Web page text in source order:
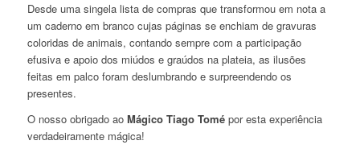
Desde uma singela lista de compras que transformou em nota a
um caderno em branco cujas páginas se enchiam de gravuras
coloridas de animais, contando sempre com a participação
efusiva e apoio dos miúdos e graúdos na plateia, as ilusões
feitas em palco foram deslumbrando e surpreendendo os
presentes.
O nosso obrigado ao Mágico Tiago Tomépor esta experiência
verdadeiramente mágica!